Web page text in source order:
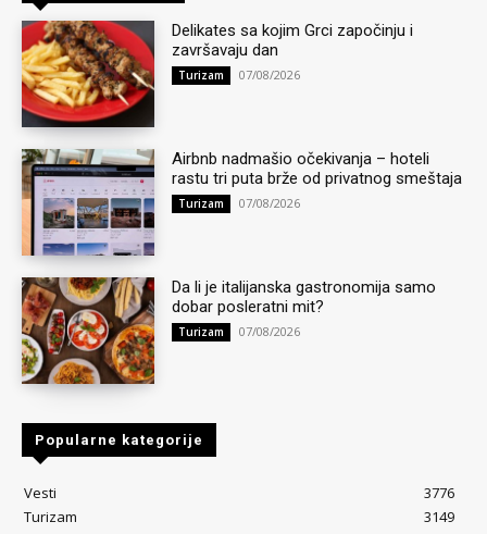
Delikates sa kojim Grci započinju i
završavaju dan
Turizam 07/08/2026
Airbnb nadmašio očekivanja – hoteli
rastu tri puta brže od privatnog smeštaja
Turizam 07/08/2026
Da li je italijanska gastronomija samo
dobar posleratni mit?
Turizam 07/08/2026
Popularne kategorije
Vesti
3776
Turizam
3149